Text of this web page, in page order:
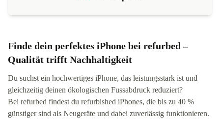
Finde dein perfektes iPhone bei refurbed –
Qualität trifft Nachhaltigkeit
Du suchst ein hochwertiges iPhone, das leistungsstark ist und
gleichzeitig deinen ökologischen Fussabdruck reduziert?
Bei refurbed findest du refurbished iPhones, die bis zu 40 %
günstiger sind als Neugeräte und dabei zuverlässig funktionieren.